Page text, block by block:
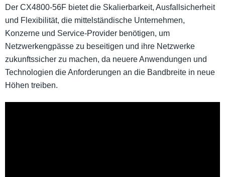
Der CX4800-56F bietet die Skalierbarkeit, Ausfallsicherheit
und Flexibilität, die mittelständische Unternehmen,
Konzerne und Service-Provider benötigen, um
Netzwerkengpässe zu beseitigen und ihre Netzwerke
zukunftssicher zu machen, da neuere Anwendungen und
Technologien die Anforderungen an die Bandbreite in neue
Höhen treiben.